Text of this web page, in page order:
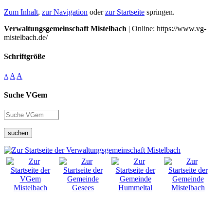
Zum Inhalt, zur Navigation oderzur Startseite springen.
Verwaltungsgemeinschaft Mistelbach | Online: https://www.vg-
mistelbach.de/
Schriftgröße
A A A
Suche VGem
suchen